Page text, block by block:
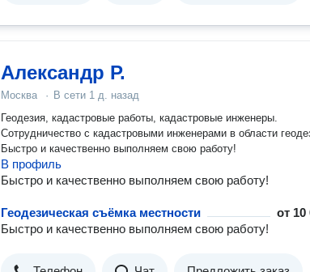
Александр Р.
Москва · В сети 1 д. назад
Геодезия, кадастровые работы, кадастровые инженеры.
Сотрудничество с кадастровыми инженерами в области
Быстро и качественно выполняем свою работу!
В профиль
Быстро и качественно выполняем свою работу!
Геодезическая съёмка местности от 10
Быстро и качественно выполняем свою работу!